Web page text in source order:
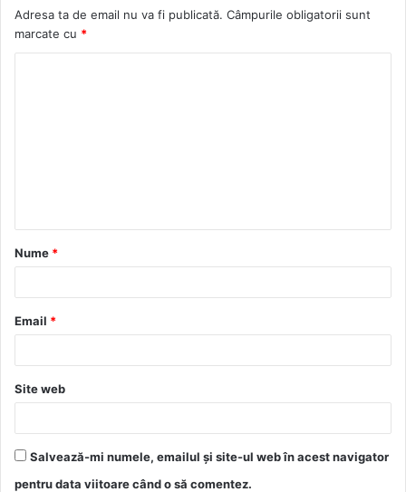
Adresa ta de email nu va fi publicată. Câmpurile obligatorii sunt
marcate cu *
a
r
*
Nume *
Email *
Site web
Salvează-mi numele, emailul și site-ul web în acest navigator
pentru data viitoare când o să comentez.